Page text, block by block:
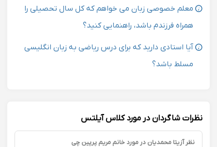
معلم خصوصی زبان می خواهم که کل سال تحصیلی را
همراه فرزندم باشد، راهنمایی کنید؟
آیا استادی دارید که برای درس ریاضی به زبان انگلیسی
مسلط باشد؟
نظرات شاگردان در مورد کلاس آیلتس
نظر آزیتا محمدیان در مورد خانم مریم پرپین چی